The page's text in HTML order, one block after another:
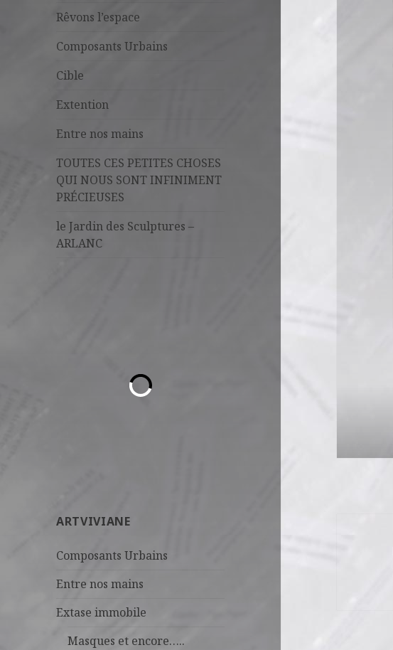
Rêvons l’espace
Composants Urbains
Cible
Extention
Entre nos mains
TOUTES CES PETITES CHOSES
QUI NOUS SONT INFINIMENT
PRÉCIEUSES
le Jardin des Sculptures –
ARLANC
ARTVIVIANE
Composants Urbains
Entre nos mains
Extase immobile
Masques et encore…..